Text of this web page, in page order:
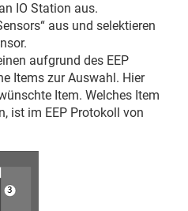
IO Station aus.
aus und selektieren
aufgrund des EEP
Items zur Auswahl. Hier
Item. Welches Item
ist im EEP Protokoll von